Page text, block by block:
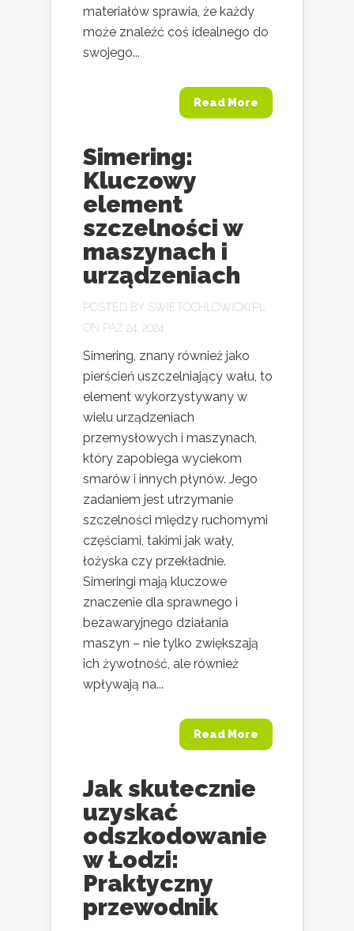
materiałów sprawia, że każdy
może znaleźć coś idealnego do
swojego...
Read More
Simering:
Kluczowy
element
szczelności w
maszynach i
urządzeniach
POSTED BY SWIETOCHLOWICKI.PL
ON PAŹ 24, 2024
Simering, znany również jako
pierścień uszczelniający wału, to
element wykorzystywany w
wielu urządzeniach
przemysłowych i maszynach,
który zapobiega wyciekom
smarów i innych płynów. Jego
zadaniem jest utrzymanie
szczelności między ruchomymi
częściami, takimi jak wały,
łożyska czy przekładnie.
Simeringi mają kluczowe
znaczenie dla sprawnego i
bezawaryjnego działania
maszyn – nie tylko zwiększają
ich żywotność, ale również
wpływają na...
Read More
Jak skutecznie
uzyskać
odszkodowanie
w Łodzi:
Praktyczny
przewodnik